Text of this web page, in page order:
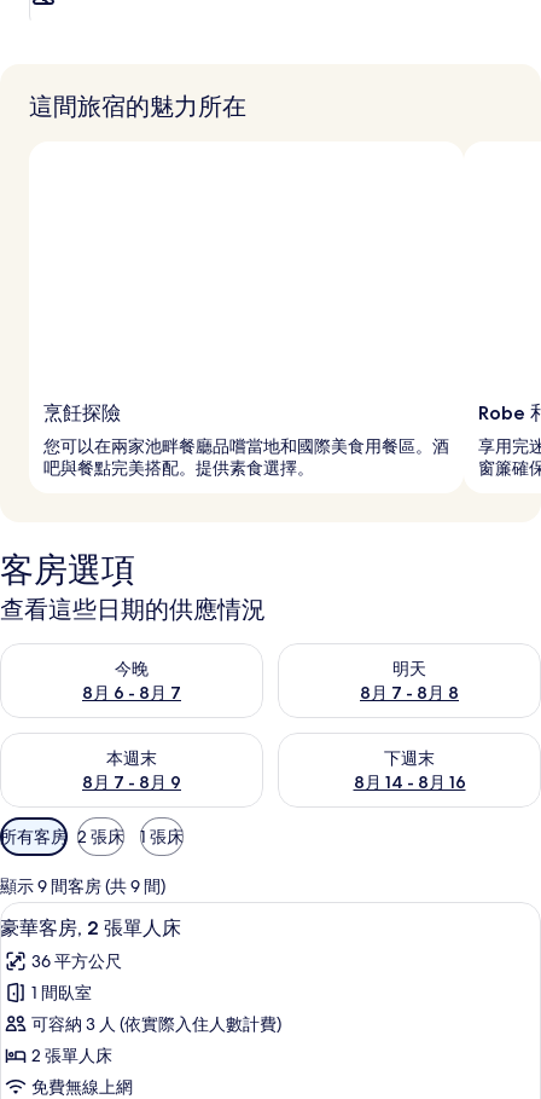
這間旅宿的魅力所在
烹飪探險
您可以在兩家池畔餐廳品嚐當地和國際美食用餐區。酒
吧與餐點完美搭配。提供素食選擇。
Robe
享用完
窗簾確
客房選項
查看這些日期的供應情況
今晚
8月 6 - 8月 7
查看今晚 (8月 6 - 8月 7) 的供應情況
明天
8月 7 - 8月 8
查看明天 (8月 7 - 8月 8) 的供
本週末
8月 7 - 8月 9
查看本週末 (8月 7 - 8月 9) 的供應情況
下週末
8月 14 - 8月 16
查看下週末 (8月 14 - 8月 16)
可
用
的
客
房
篩
選
條
所有客房 2 張床 1 張床
顯示 9 間客房 (共 9 間)
顯
示
豪
華
客
房,
迷你吧、客房內保險箱、書桌、筆電
8
豪華客房, 2 張單人床
36 平方公尺
1 間臥室
可容納 3 人 (依實際入住人數計費)
2 張單人床
免費無線上網